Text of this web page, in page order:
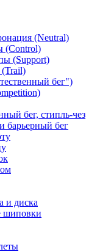
(Neutral)
(Control)
(Support)
бег")
бег, стипль-чез
барьерный бег
и диска
шиповки